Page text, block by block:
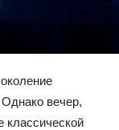
Однако вечер,
классической